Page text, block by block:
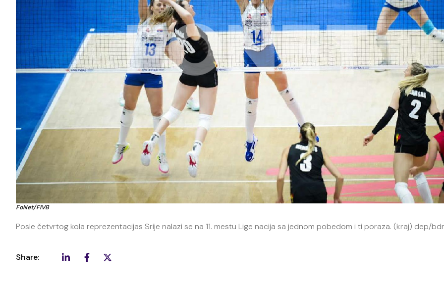
FoNet/FIVB
Posle četvrtog kola reprezentacijas Srije nalazi se na 11. mestu Lige nacija sa jednom pobedom i ti poraza. (kraj) dep/bdr
Share: